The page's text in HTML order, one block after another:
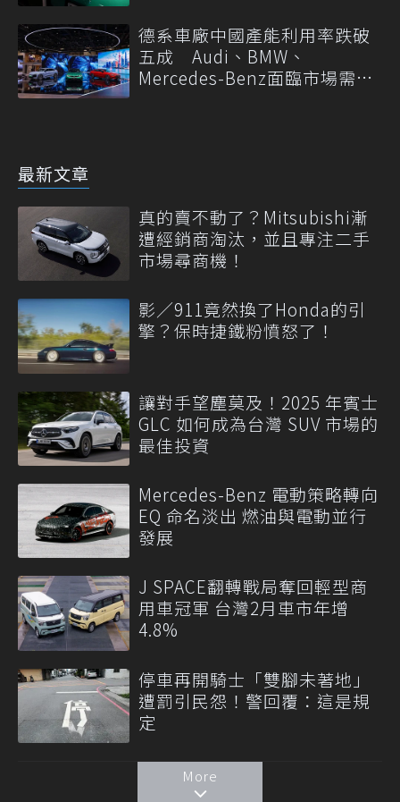
德系車廠中國產能利用率跌破
五成 Audi、BMW、
Mercedes-Benz面臨市場需求
最新文章
真的賣不動了？Mitsubishi漸
遭經銷商淘汰，並且專注二手
市場尋商機！
影／911竟然換了Honda的引
擎？保時捷鐵粉憤怒了！
讓對手望塵莫及！2025 年賓士
GLC 如何成為台灣 SUV 市場的
最佳投資
Mercedes-Benz 電動策略轉向
EQ 命名淡出 燃油與電動並行
發展
J SPACE翻轉戰局奪回輕型商
用車冠軍 台灣2月車市年增
4.8%
停車再開騎士「雙腳未著地」
遭罰引民怨！警回覆：這是規
定
More